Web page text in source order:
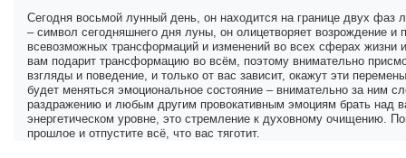
Сегодня восьмой лунный день, он находится на границе двух фаз
– символ сегодняшнего дня луны, он олицетворяет возрождение
всевозможных трансформаций и изменений во всех сферах
вам подарит трансформацию во всём, поэтому внимательно
взгляды и поведение, и только от вас зависит, окажут эти
будет меняться эмоциональное состояние – внимательно за ним
раздражению и любым другим провокативным эмоциям брать над
энергетическом уровне, это стремление к духовному очищению.
прошлое и отпустите всё, что вас тяготит.